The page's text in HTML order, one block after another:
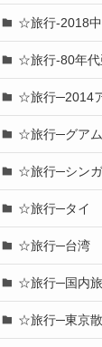
☆旅行-2018
☆旅行-80年代
☆旅行─2014
☆旅行─グア
☆旅行─シン
☆旅行─タイ
☆旅行─台湾
☆旅行─国内
☆旅行─東京